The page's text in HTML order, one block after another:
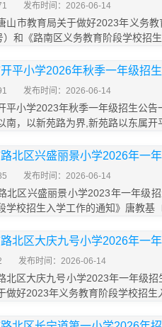
发布时间：2026-06-14
山市教育局关于做好2023年义务
）和《路南区义务教育阶段学校招
平小学2026年秋季一年级招
发布时间：2026-06-14
平小学2023年秋季一年级招生公告
南，以新苑路为界,新苑路以东属开
北区兴盛丽景小学2026年一
发布时间：2026-06-14
北区兴盛丽景小学2023年一年级
学校招生入学工作的通知》唐教基
北区大庆九号小学2026年一
发布时间：2026-06-14
北区大庆九号小学2023年一年级
做好2023年义务教育阶段学校招生